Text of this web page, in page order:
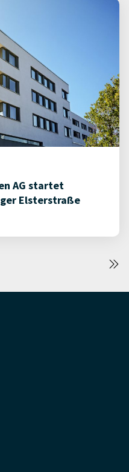
AG startet
Elsterstraße